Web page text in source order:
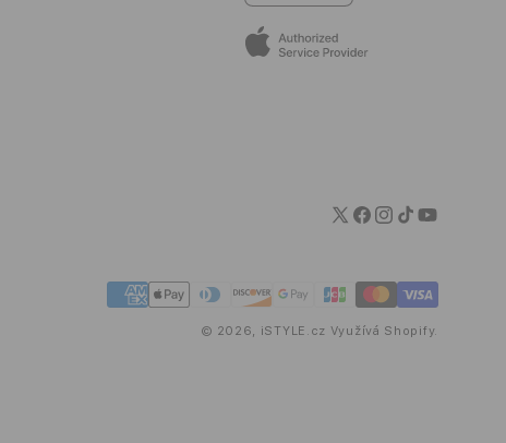
Twitter
Facebook
Instagram
TikTokYouTube
metody
© 2026, iSTYLE.cz Využívá Shopify.